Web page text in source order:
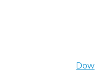
Dow